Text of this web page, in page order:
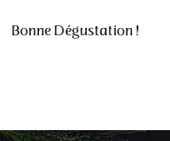
Bonne Dégustation !